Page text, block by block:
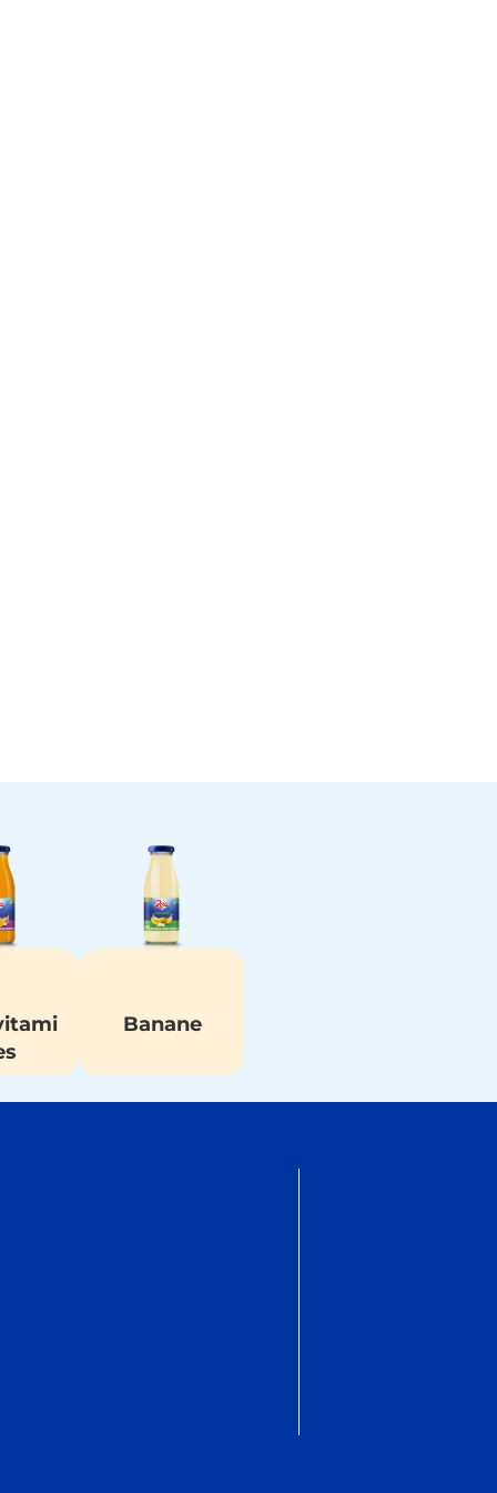
Banane